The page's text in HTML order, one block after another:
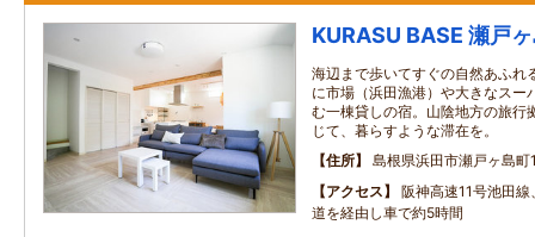
KURASU BASE 瀬戸
海辺まで歩いてすぐの自然あふれ
に市場（浜田漁港）や大きなスー
む一棟貸しの宿。山陰地方の旅行
じて、暮らすような滞在を。
住所
島根県浜田市瀬戸ヶ島町
アクセス
阪神高速11号池田
道を経由し車で約5時間